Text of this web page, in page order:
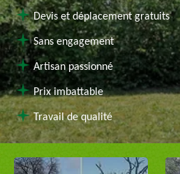
Devis et déplacement gratuits
Sans engagement
Artisan passionné
Prix imbattable
Travail de qualité